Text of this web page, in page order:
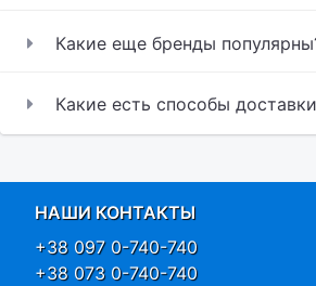
Какие еще бренды
Какие есть способы
НАШИ КОНТАКТЫ
+38 097 0-740-740
+38 073 0-740-740